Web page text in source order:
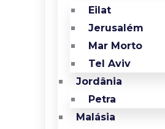
Eilat
Jerusalém
Mar Morto
Tel Aviv
Jordânia
Petra
Malásia